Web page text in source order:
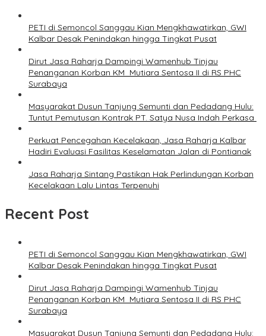
PETI di Semoncol Sanggau Kian Mengkhawatirkan, GWI
Kalbar Desak Penindakan hingga Tingkat Pusat
Dirut Jasa Raharja Dampingi Wamenhub Tinjau
Penanganan Korban KM Mutiara Sentosa II di RS PHC
Surabaya
Masyarakat Dusun Tanjung Semunti dan Pedadang Hulu:
Tuntut Pemutusan Kontrak PT. Satya Nusa Indah Perkasa ‎
Perkuat Pencegahan Kecelakaan, Jasa Raharja Kalbar
Hadiri Evaluasi Fasilitas Keselamatan Jalan di Pontianak
Jasa Raharja Sintang Pastikan Hak Perlindungan Korban
Kecelakaan Lalu Lintas Terpenuhi
Recent Post
PETI di Semoncol Sanggau Kian Mengkhawatirkan, GWI
Kalbar Desak Penindakan hingga Tingkat Pusat
Dirut Jasa Raharja Dampingi Wamenhub Tinjau
Penanganan Korban KM Mutiara Sentosa II di RS PHC
Surabaya
Masyarakat Dusun Tanjung Semunti dan Pedadang Hulu: